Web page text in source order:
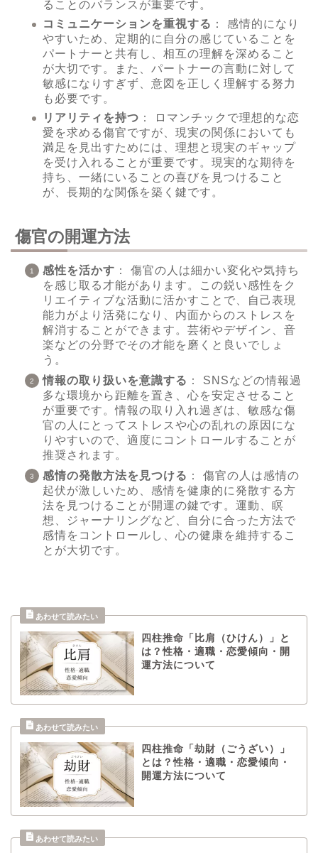
ることのバランスが重要です。
コミュニケーションを重視する ： 感情的になり
やすいため、定期的に自分の感じていることを
パートナーと共有し、相互の理解を深めること
が大切です。また、パートナーの言動に対して
敏感になりすぎず、意図を正しく理解する努力
も必要です。
リアリティを持つ ： ロマンチックで理想的な恋
愛を求める傷官ですが、現実の関係においても
満足を見出すためには、理想と現実のギャップ
を受け入れることが重要です。現実的な期待を
持ち、一緒にいることの喜びを見つけること
が、長期的な関係を築く鍵です。
傷官の開運方法
感性を活かす ： 傷官の人は細かい変化や気持ち
を感じ取る才能があります。この鋭い感性をク
リエイティブな活動に活かすことで、自己表現
能力がより活発になり、内面からのストレスを
解消することができます。芸術やデザイン、音
楽などの分野でその才能を磨くと良いでしょ
う。
情報の取り扱いを意識する ： SNSなどの情報過
多な環境から距離を置き、心を安定させること
が重要です。情報の取り入れ過ぎは、敏感な傷
官の人にとってストレスや心の乱れの原因にな
りやすいので、適度にコントロールすることが
推奨されます。
感情の発散方法を見つける ： 傷官の人は感情の
起伏が激しいため、感情を健康的に発散する方
法を見つけることが開運の鍵です。運動、瞑
想、ジャーナリングなど、自分に合った方法で
感情をコントロールし、心の健康を維持するこ
とが大切です。
四柱推命「比肩（ひけん）」と
は？性格・適職・恋愛傾向・開
運方法について
四柱推命「劫財（ごうざい）」
とは？性格・適職・恋愛傾向・
開運方法について